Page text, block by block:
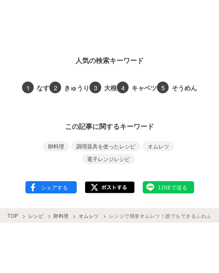
人気の検索キーワード
1 なす 2 きゅうり 3 大根 4 キャベツ 5 そうめん
この記事に関するキーワード
卵料理 調理器具を使ったレシピ
オムレツ
電子レンジレシピ
TOP レシピ 卵料理 オムレツ レンジで簡単オムレツ！誰でもできるふわふ